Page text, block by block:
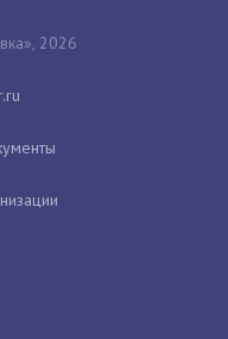
2026